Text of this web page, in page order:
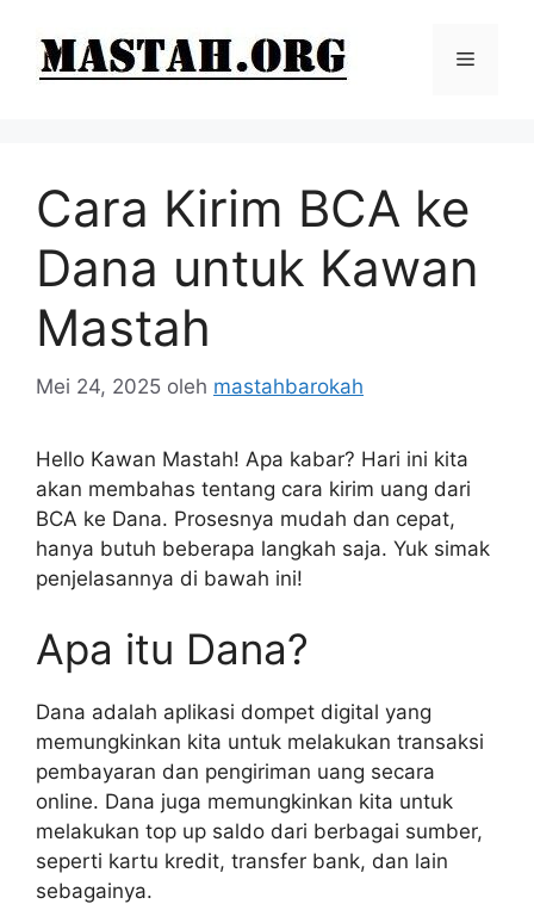
Menu
Cara Kirim BCA ke
Dana untuk Kawan
Mastah
Mei 24, 2025 oleh mastahbarokah
Hello Kawan Mastah! Apa kabar? Hari ini kita
akan membahas tentang cara kirim uang dari
BCA ke Dana. Prosesnya mudah dan cepat,
hanya butuh beberapa langkah saja. Yuk simak
penjelasannya di bawah ini!
Apa itu Dana?
Dana adalah aplikasi dompet digital yang
memungkinkan kita untuk melakukan transaksi
pembayaran dan pengiriman uang secara
online. Dana juga memungkinkan kita untuk
melakukan top up saldo dari berbagai sumber,
seperti kartu kredit, transfer bank, dan lain
sebagainya.